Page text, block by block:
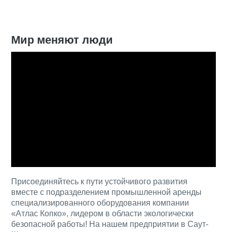
Мир меняют люди
Присоединяйтесь к пути устойчивого развития
вместе с подразделением промышленной аренды
специализированного оборудования компании
«Атлас Копко», лидером в области экологически
безопасной работы! На нашем предприятии в Саут-